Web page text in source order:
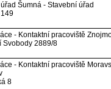
Šumná - Stavební úřad
- Kontaktní pracoviště
Svobody 2889/8
- Kontaktní pracoviště
8